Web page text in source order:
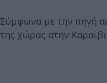
Σύμφωνα με την πηγή
της χώρας στην